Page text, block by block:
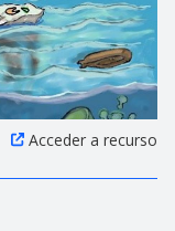
Acceder a recurso